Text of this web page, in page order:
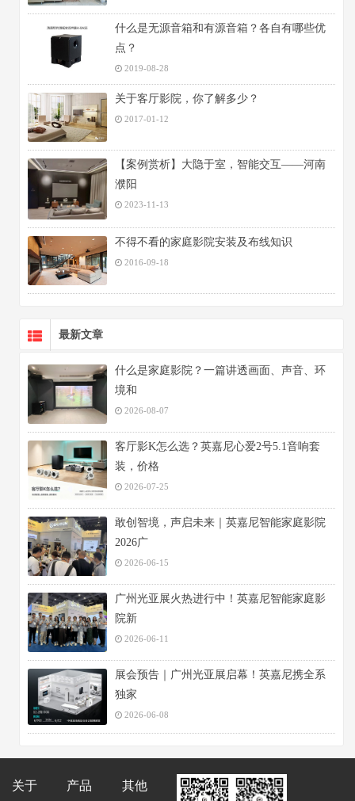
什么是无源音箱和有源音箱？各自有哪些优
点？
2019-08-28
关于客厅影院，你了解多少？
2017-01-12
【案例赏析】大隐于室，智能交互——河南
濮阳
2023-11-13
不得不看的家庭影院安装及布线知识
2016-09-18
最新文章
什么是家庭影院？一篇讲透画面、声音、环
境和
2026-08-07
客厅影K怎么选？英嘉尼心爱2号5.1音响套
装，价格
2026-07-25
敢创智境，声启未来｜英嘉尼智能家庭影院
2026广
2026-06-15
广州光亚展火热进行中！英嘉尼智能家庭影
院新
2026-06-11
展会预告｜广州光亚展启幕！英嘉尼携全系
独家
2026-06-08
关于 产品 其他